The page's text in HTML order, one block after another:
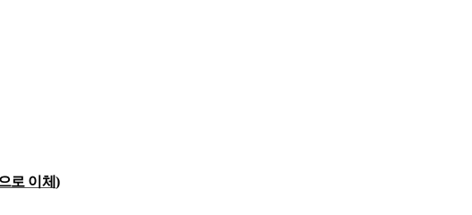
로 이체 )